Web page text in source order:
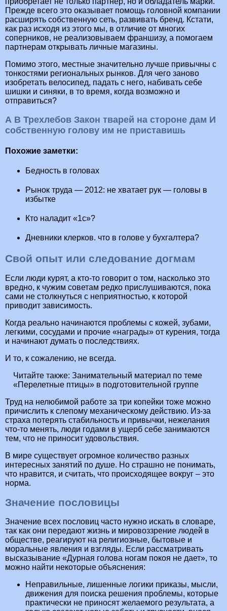
Прежде всего это оказывает помощь головной компании
расширять собственную сеть, развивать бренд. Кстати,
как раз исходя из этого мы, в отличие от многих
соперников, не реализовываем франшизу, а помогаем
партнерам открывать личные магазины.
Помимо этого, местные значительно лучше привычны с
тонкостями региональных рынков. Для чего заново
изобретать велосипед, падать с него, набивать себе
шишки и синяки, в то время, когда возможно и
отправиться?
А В Трехлебов Закон тварей на стороне дам И
собственную голову им не приставишь
Похожие заметки:
Бедность в головах
Рынок труда — 2012: не хватает рук — головы в
избытке
Кто наладит «1с»?
Дневники клерков. что в голове у бухгалтера?
Свой опыт или следование догмам
Если люди курят, а кто-то говорит о том, насколько это
вредно, к чужим советам редко прислушиваются, пока
сами не столкнуться с неприятностью, к которой
приводит зависимость.
Когда реально начинаются проблемы с кожей, зубами,
легкими, сосудами и прочие «награды» от курения, тогда
и начинают думать о последствиях.
И то, к сожалению, не всегда.
Читайте также: Занимательный материал по теме
«Перелетные птицы» в подготовительной группе
Труд на нелюбимой работе за три копейки тоже можно
причислить к слепому механическому действию. Из-за
страха потерять стабильность и привычки, нежелания
что-то менять, люди годами в ущерб себе занимаются
тем, что не приносит удовольствия.
В мире существует огромное количество разных
интересных занятий по душе. Но страшно не понимать,
что нравится, и считать, что происходящее вокруг – это
норма.
Значение пословицы
Значение всех пословиц часто нужно искать в словаре,
так как они передают жизнь и мировоззрение людей в
обществе, реагируют на религиозные, бытовые и
моральные явления и взгляды. Если рассматривать
высказывание «Дурная голова ногам покоя не дает», то
можно найти некоторые объяснения:
Неправильные, лишенные логики приказы, мысли,
движения для поиска решения проблемы, которые
практически не приносят желаемого результата, а